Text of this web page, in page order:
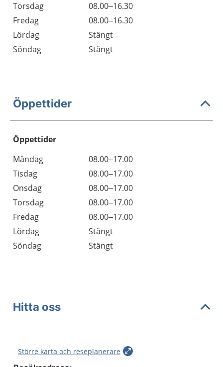
Torsdag
08.00–16.30
Fredag
08.00–16.30
Lördag
Stängt
Söndag
Stängt
Öppettider
Öppettider
Dag
Öppettider
Kommentarer
Måndag
08.00–17.00
Tisdag
08.00–17.00
Onsdag
08.00–17.00
Torsdag
08.00–17.00
Fredag
08.00–17.00
Lördag
Stängt
Söndag
Stängt
Hitta oss
Större karta och reseplanerare